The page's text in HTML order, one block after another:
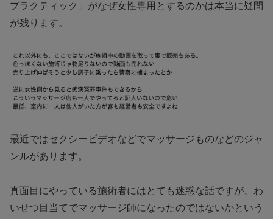
プラクティック」がなぜ女性専用とするのかは本当に疑問
が残ります。
最近ではセクシービデオなどでマッサージものなどのジャ
ンルがあります。
真面目にやっている施術者にはとても迷惑な話ですが、わ
いせつ目当てでマッサージ師になったのではないかという